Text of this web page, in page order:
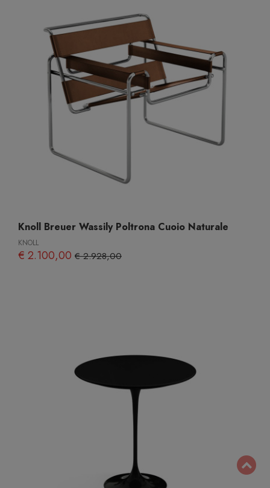
Knoll Breuer Wassily Poltrona Cuoio Naturale
KNOLL
€ 2.100,00 € 2.928,00